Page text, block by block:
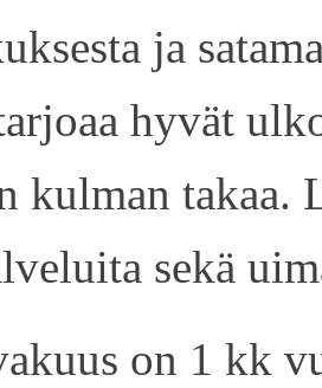
ja
hyvät
kulman
sekä
on 1 kk